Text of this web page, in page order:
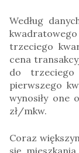
Według
kwadratowego
trzeciego
cena
do
pierwszego
wynosiły one
zł/mkw.
Coraz
się